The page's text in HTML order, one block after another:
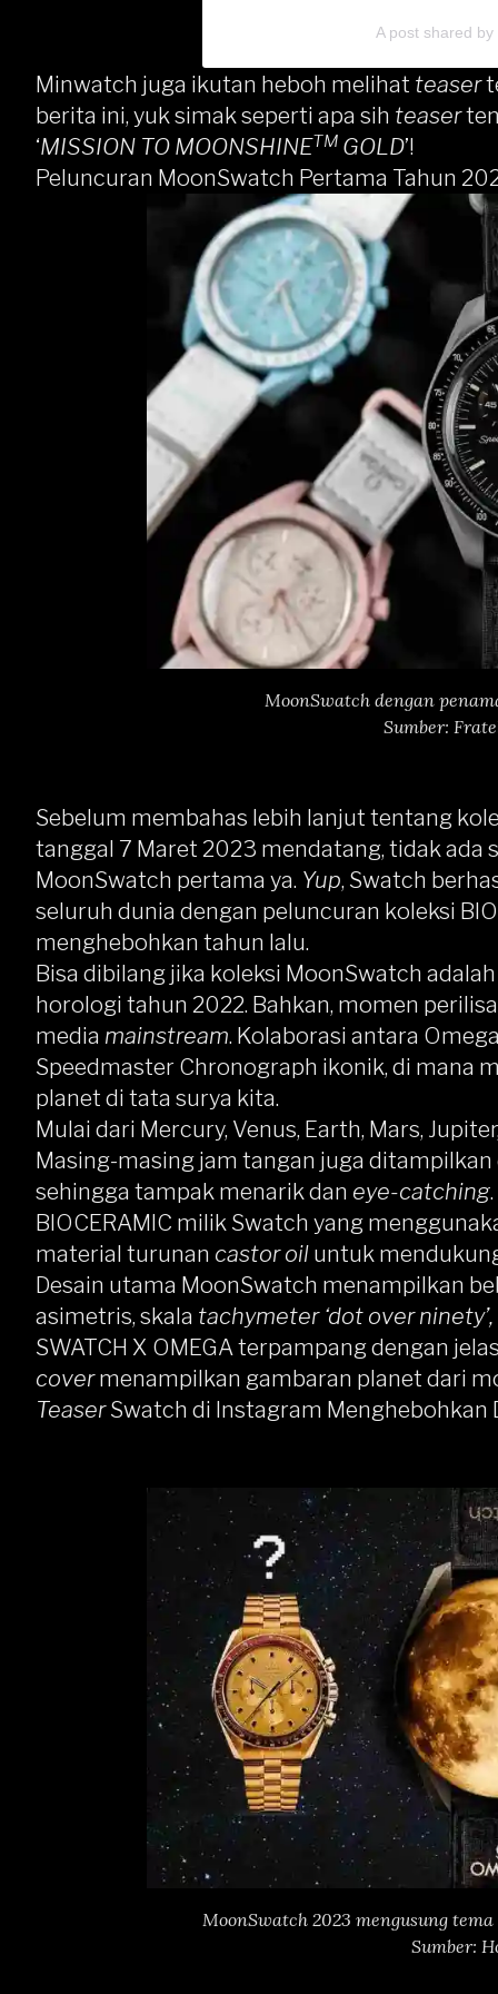
A post shared
Minwatch juga ikutan heboh melihat teaser
berita ini, yuk simak seperti apa sih teaser
‘MISSION TO MOONSHINETM GOLD’!
Peluncuran MoonSwatch Pertama Tahun
MoonSwatch dengan
Sumber:
Sebelum membahas lebih lanjut tentang
tanggal 7 Maret 2023 mendatang, tidak
MoonSwatch pertama ya. Yup, Swatch
seluruh dunia dengan peluncuran koleksi
menghebohkan tahun lalu.
Bisa dibilang jika koleksi MoonSwatch
horologi tahun 2022. Bahkan, momen
media mainstream. Kolaborasi antara
Speedmaster Chronograph ikonik, di mana
planet di tata surya kita.
Mulai dari Mercury, Venus, Earth, Mars, Jupiter
Masing-masing jam tangan juga
sehingga tampak menarik dan eye-catching
BIOCERAMIC milik Swatch yang
material turunan castor oil untuk
Desain utama MoonSwatch menampilkan
asimetris, skala tachymeter ‘dot over ninety’,
SWATCH X OMEGA terpampang dengan
covermenampilkan gambaran planet dari
TeaserSwatch di Instagram Menghebohkan
MoonSwatch 2023 mengusung
Sumber: